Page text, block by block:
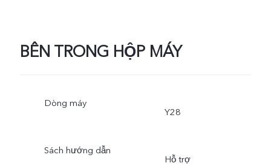
BÊN TRONG HỘP MÁY
Dòng máy
Y28
Sách hướng dẫn
Hỗ trợ